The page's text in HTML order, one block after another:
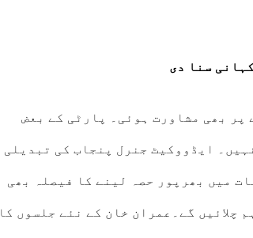
سنا دی
پر بھی مشاورت ہوئی۔ پارٹی کے بعض
ایڈووکیٹ جنرل پنجاب کی تبدیلی
میں بھرپور حصہ لینے کا فیصلہ بھی
چلائیں گے۔ عمران خان کے نئے جلسوں کا